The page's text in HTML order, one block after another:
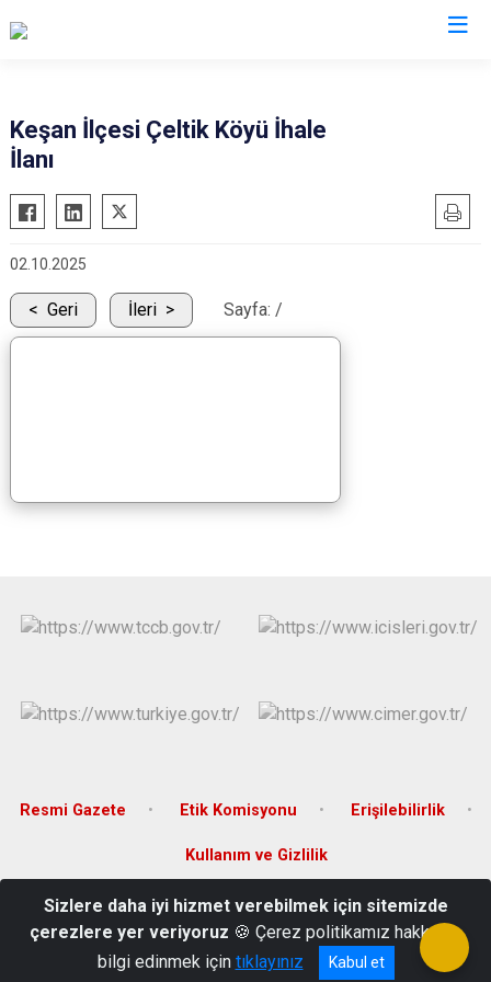
Enez
Havsa
Keşan
Lalapaşa
Meriç
Keşan İlçesi Çeltik Köyü İhale
İlanı
02.10.2025
Geri İleri Sayfa: /
Resmi Gazete Etik Komisyonu Erişilebilirlik
Kullanım ve Gizlilik
Merkez Mahahallesi Cumhuriyet Caddesi No:13 Lalapaşa/EDİRNE
0 (284) 321 40 08/ 40 76
Sizlere daha iyi hizmet verebilmek için sitemizde
çerezlere yer veriyoruz 🍪 Çerez politikamız hakkında
bilgi edinmek için tıklayınız Kabul et